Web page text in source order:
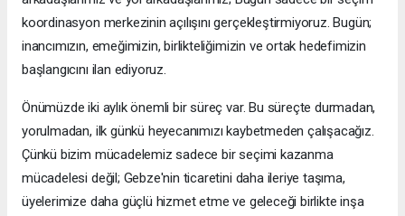
koordinasyon merkezinin açılışını gerçekleştirmiyoruz. Bugün;
inancımızın, emeğimizin, birlikteliğimizin ve ortak hedefimizin
başlangıcını ilan ediyoruz.
Önümüzde iki aylık önemli bir süreç var. Bu süreçte durmadan,
yorulmadan, ilk günkü heyecanımızı kaybetmeden çalışacağız.
Çünkü bizim mücadelemiz sadece bir seçimi kazanma
mücadelesi değil; Gebze'nin ticaretini daha ileriye taşıma,
üyelerimize daha güçlü hizmet etme ve geleceği birlikte inşa